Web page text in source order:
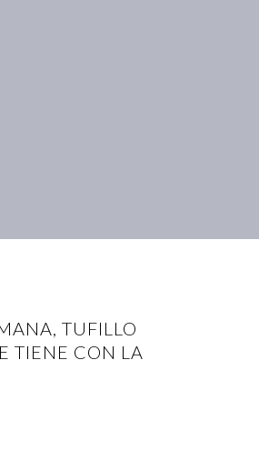
TUFILLO
TIENE CON LA